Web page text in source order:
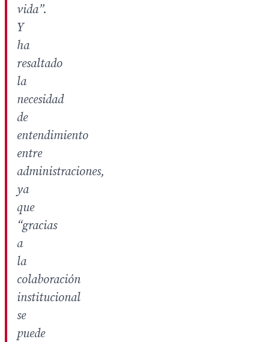
vida”.
Y
ha
resaltado
la
necesidad
de
entendimiento
entre
administraciones,
ya
que
“gracias
a
la
colaboración
institucional
se
puede